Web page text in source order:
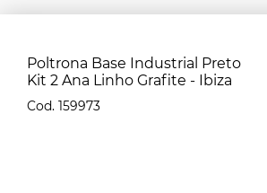
Poltrona Base Industrial Preto
Kit 2 Ana Linho Grafite - Ibiza
159973